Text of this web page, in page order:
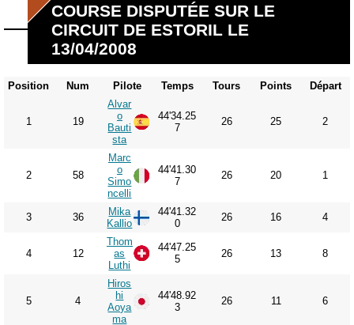
COURSE DISPUTÉE SUR LE
CIRCUIT DE ESTORIL LE
13/04/2008
Position Num Pilote Temps Tours Points Départ
1 19
Alvar
o
Bauti
sta
44'34.25
7
26 25 2
2 58
Marc
o
Simo
ncelli
44'41.30
7
26 20 1
3 36
Mika
Kallio
44'41.32
0
26 16 4
4 12
Thom
as
Luthi
44'47.25
5
26 13 8
5 4
Hiros
hi
Aoya
ma
44'48.92
3
26 11 6